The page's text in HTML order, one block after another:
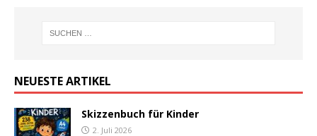
NEUESTE ARTIKEL
Skizzenbuch für Kinder
2. Juli 2026